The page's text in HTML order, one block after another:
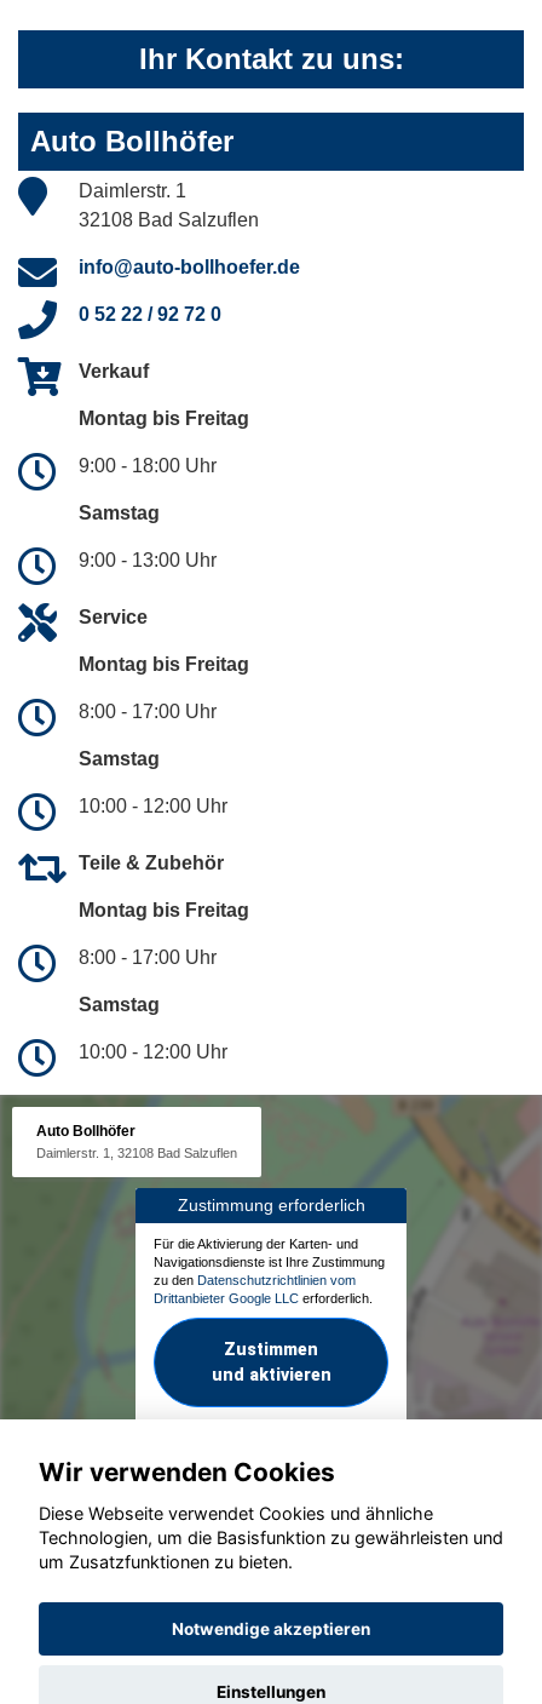
Ihr Kontakt zu uns:
Auto Bollhöfer
Daimlerstr. 1
32108 Bad Salzuflen
info@auto-bollhoefer.de
0 52 22 / 92 72 0
Verkauf
Montag bis Freitag
9:00 - 18:00 Uhr
Samstag
9:00 - 13:00 Uhr
Service
Montag bis Freitag
8:00 - 17:00 Uhr
Samstag
10:00 - 12:00 Uhr
Teile & Zubehör
Montag bis Freitag
8:00 - 17:00 Uhr
Samstag
10:00 - 12:00 Uhr
Auto Bollhöfer
Daimlerstr. 1, 32108 Bad Salzuflen
Zustimmung erforderlich
Für die Aktivierung der Karten- und
Navigationsdienste ist Ihre Zustimmung
zu den Datenschutzrichtlinien vom
Drittanbieter Google LLC erforderlich.
Zustimmen
und aktivieren
© konjunkturmotor.de GmbH 2020 - 2026
Wir verwenden Cookies
Diese Webseite verwendet Cookies und ähnliche
Technologien, um die Basisfunktion zu gewährleisten und
um Zusatzfunktionen zu bieten.
Notwendige akzeptieren
Einstellungen